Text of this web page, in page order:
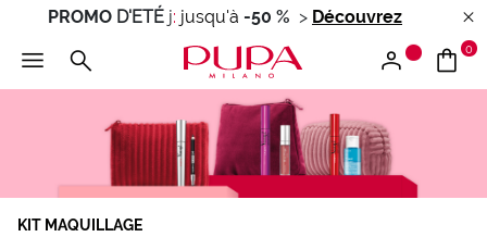
PROMO D'ETÉ j: jusqu'à -50 % > Découvrez
0
KIT MAQUILLAGE